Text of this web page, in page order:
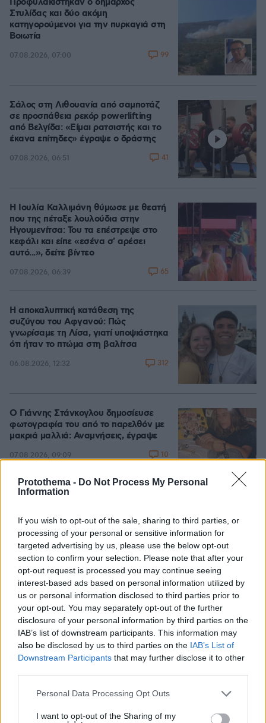
Protothema - Do Not Process My Personal
Information
If you wish to opt-out of the sale, sharing to third parties, or
processing of your personal or sensitive information for
targeted advertising by us, please use the below opt-out
section to confirm your selection. Please note that after your
opt-out request is processed you may continue seeing
interest-based ads based on personal information utilized by
us or personal information disclosed to third parties prior to
your opt-out. You may separately opt-out of the further
disclosure of your personal information by third parties on the
IAB’s list of downstream participants. This information may
also be disclosed by us to third parties on the IAB’s List of
Downstream Participants that may further disclose it to other
Please note that this website/app uses one or more Google
not limited to your visit or usage behaviour. You may click to
Personal Data Processing Opt Outs
I want to opt-out of the Sharing of my
Προφυλακίστηκαν ο δήμαρχος
Στυλίδας και δύο ακόμη
κατηγορούμενοι για την πυρκαγιά στη
Βοιωτία
07.08.2026, 07:00 99
Σάλος στη Λιθουανία από σαμποτάζ
σε προσπάθεια ρεκόρ powerlifting
από Βελγίδα: «Είμαι ρατσιστής και το
έκανα επίτηδες» έγραψε ο δράστης
07.08.2026, 06:51 41
Η Ιουλία Καλλιμάνη θύμωσε με θεατή
που της πέταξε λουλούδια στην
Ηγουμενίτσα: Του τα επέστρεψε στο
κεφάλι και είπε «εσένα σ' αρέσει
αυτό...», δείτε βίντεο
07.08.2026, 06:39 65
Η αποκαλυπτική κατάθεση της
συζύγου του Αφγανού: Πώς
γνωρίσαμε τη Λίσα, γιατί υποψιάστηκα
ότι ήταν το πτώμα στη βαλίτσα
06.08.2026, 12:32 312
Ο Γιάννης Στάνκογλου δημοσίευσε
φωτογραφία του από το παρελθόν με
μακριά μαλλιά: Αναμνήσεις, έγραψε
07.08.2026, 09:09 10
Games
Cut The Rope Northern Heights Candy
ΔΕΙΤΕ ΟΛΑ ΤΑ GAMES
Best of Network